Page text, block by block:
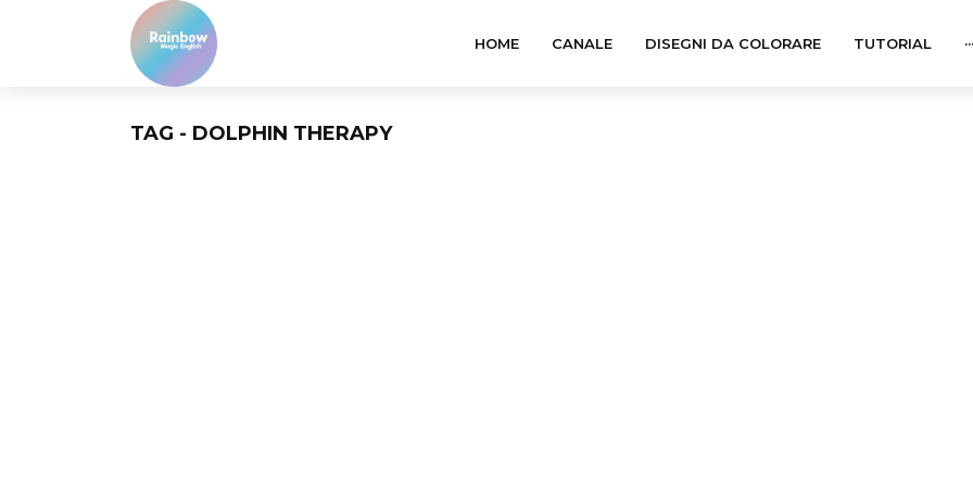
HOME CANALE DISEGNI DA COLORARE TUTORIAL ···
TAG - DOLPHIN THERAPY